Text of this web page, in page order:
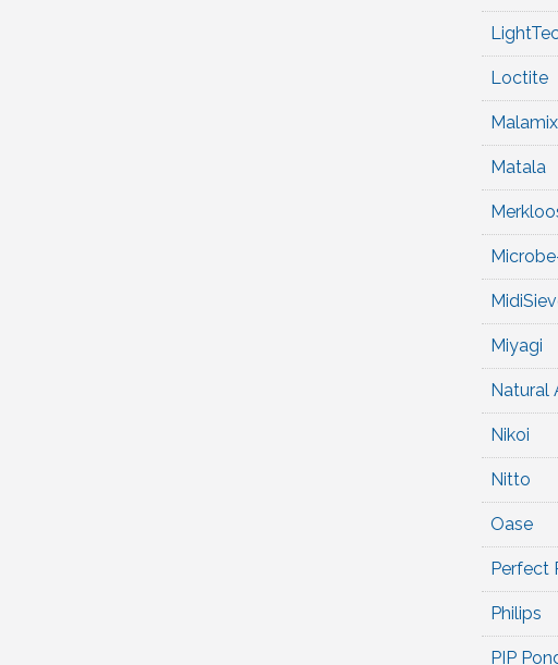
Loctite
Malamix
Matala
Miyagi
Natural
Nikoi
Nitto
Oase
Perfect
Philips
PIP